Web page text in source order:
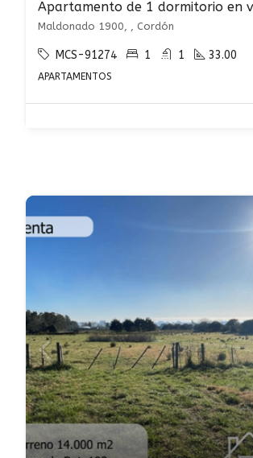
Maldonado 1900, , Cordón
MCS-91274 1 1 33.00
APARTAMENTOS